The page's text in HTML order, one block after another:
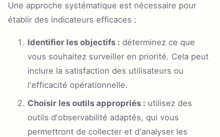
Une approche systématique est nécessaire pour
établir des indicateurs efficaces :
Identifier les objectifs : déterminez ce que
vous souhaitez surveiller en priorité. Cela peut
inclure la satisfaction des utilisateurs ou
l'efficacité opérationnelle.
Choisir les outils appropriés : utilisez des
outils d'observabilité adaptés, qui vous
permettront de collecter et d'analyser les